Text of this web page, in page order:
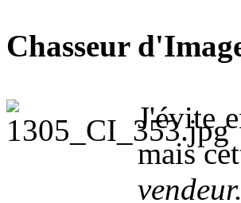
Chasseur
J'évite
mais